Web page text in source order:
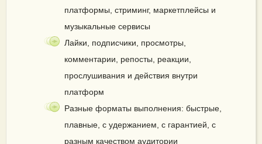
платформы, стриминг, маркетплейсы и
музыкальные сервисы
Лайки, подписчики, просмотры,
комментарии, репосты, реакции,
прослушивания и действия внутри
платформ
Разные форматы выполнения: быстрые,
плавные, с удержанием, с гарантией, с
разным качеством аудитории